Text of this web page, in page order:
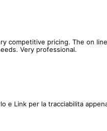
competitive pricing. The on
Very professional.
e Link per la tracciabilita